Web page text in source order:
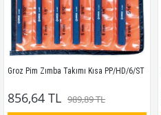
Groz Pim Zımba Takımı Kısa PP/HD/6/ST
856,64 TL 989,89 TL